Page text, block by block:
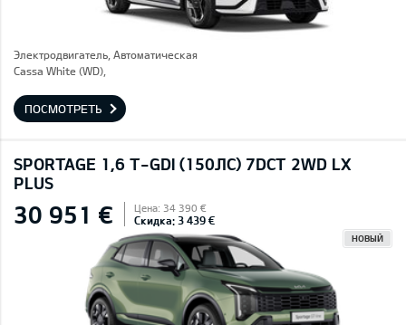
Электродвигатель, Автоматическая
Cassa White (WD),
ПОСМОТРЕТЬ
SPORTAGE 1,6 T-GDI (150ЛС) 7DCT 2WD LX
PLUS
30 951 € Цена: 34 390 €
Скидка: 3 439 €
НОВЫЙ